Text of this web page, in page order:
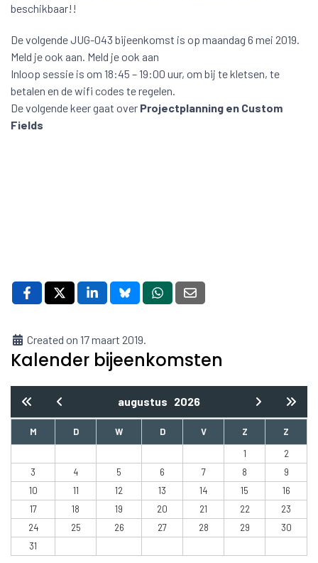
beschikbaar!!
De volgende JUG-043 bijeenkomst is op maandag 6 mei 2019.
Meld je ook aan. Meld je ook aan
Inloop sessie is om 18:45 – 19:00 uur, om bij te kletsen, te
betalen en de wifi codes te regelen.
De volgende keer gaat over Projectplanning en Custom
Fields
Created on 17 maart 2019.
Kalender bijeenkomsten
augustus 2026
M D W D V Z
Z
1
2
3
4 5 6 7 8
9
10
11 12 13 14 15
16
17
18 19 20 21 22
23
24
25 26 27 28 29
30
31